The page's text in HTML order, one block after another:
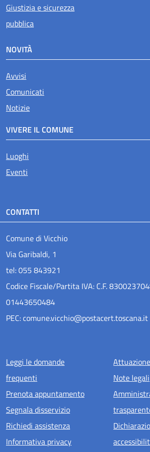
Giustizia e sicurezza
pubblica
NOVITÀ
Avvisi
Comunicati
Notizie
VIVERE IL COMUNE
Luoghi
Eventi
CONTATTI
Comune di Vicchio
Via Garibaldi, 1
tel: 055 843921
Codice Fiscale/Partita IVA: C.F.
01443650484
PEC: comune.vicchio@postacert.toscana.it
Menu piè di pagina
Leggi le domande
frequenti
Prenota appuntamento
Segnala disservizio
Richiedi assistenza
Informativa privacy
Note legali